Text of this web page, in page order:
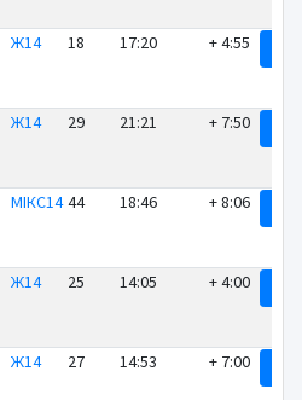
Ж14 18 17:20 + 4:55
Ж14 29 21:21 + 7:50
МІКС14 44 18:46 + 8:06
Ж14 25 14:05 + 4:00
Ж14 27 14:53 + 7:00